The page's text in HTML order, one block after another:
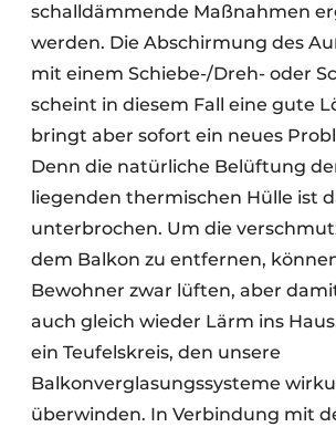
schalldämmende Maßnahmen
werden. Die Abschirmung des
mit einem Schiebe-/Dreh- oder
scheint in diesem Fall eine gute
bringt aber sofort ein neues
Denn die natürliche Belüftung
liegenden thermischen Hülle ist
unterbrochen. Um die
dem Balkon zu entfernen,
Bewohner zwar lüften, aber
auch gleich wieder Lärm ins
ein Teufelskreis, den unsere
Balkonverglasungssysteme
überwinden. In Verbindung mit